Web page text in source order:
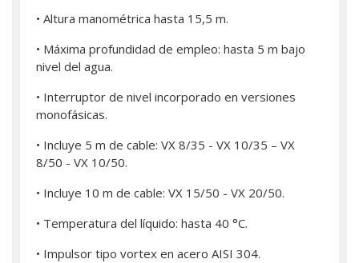
• Altura manométrica hasta 15,5 m.
• Máxima profundidad de empleo: hasta 5 m bajo
nivel del agua.
• Interruptor de nivel incorporado en versiones
monofásicas.
• Incluye 5 m de cable: VX 8/35 - VX 10/35 – VX
8/50 - VX 10/50.
• Incluye 10 m de cable: VX 15/50 - VX 20/50.
• Temperatura del líquido: hasta 40 °C.
• Impulsor tipo vortex en acero AISI 304.